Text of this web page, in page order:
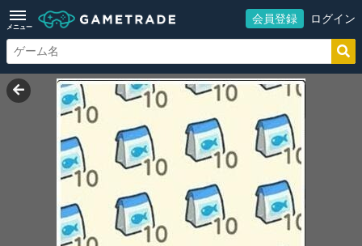
メニュー
会員登録 ログイン